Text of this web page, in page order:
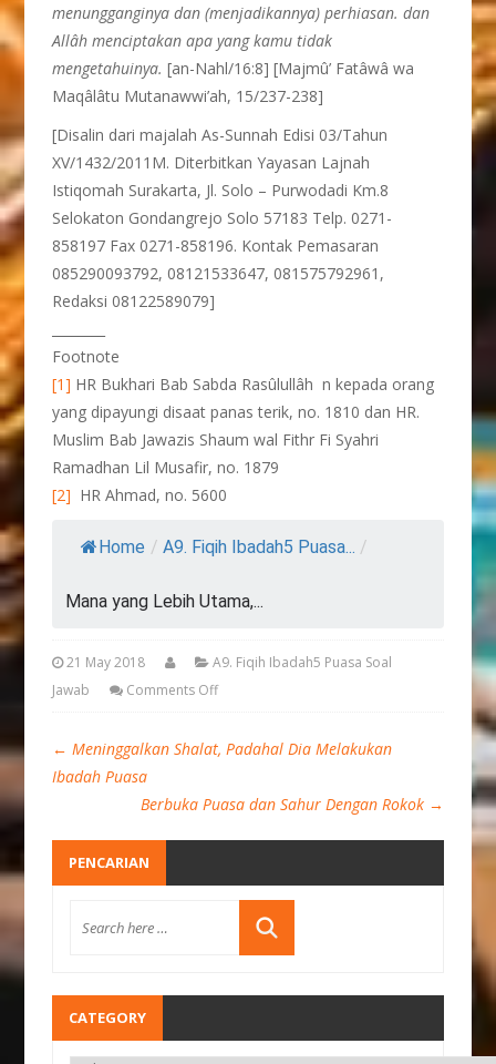
menungganginya dan (menjadikannya) perhiasan. dan
Allâh menciptakan apa yang kamu tidak
mengetahuinya. [an-Nahl/16:8] [Majmû’ Fatâwâ wa
Maqâlâtu Mutanawwi’ah, 15/237-238]
[Disalin dari majalah As-Sunnah Edisi 03/Tahun
XV/1432/2011M. Diterbitkan Yayasan Lajnah
Istiqomah Surakarta, Jl. Solo – Purwodadi Km.8
Selokaton Gondangrejo Solo 57183 Telp. 0271-
858197 Fax 0271-858196. Kontak Pemasaran
085290093792, 08121533647, 081575792961,
Redaksi 08122589079]
Footnote
[1] HR Bukhari Bab Sabda Rasûlullâh n kepada orang
yang dipayungi disaat panas terik, no. 1810 dan HR.
Muslim Bab Jawazis Shaum wal Fithr Fi Syahri
Ramadhan Lil Musafir, no. 1879
[2] HR Ahmad, no. 5600
Home / A9. Fiqih Ibadah5 Puasa... /
Mana yang Lebih Utama,...
21 May 2018
A9. Fiqih Ibadah5 Puasa Soal
Jawab
Comments Off
← Meninggalkan Shalat, Padahal Dia Melakukan
Ibadah Puasa
Berbuka Puasa dan Sahur Dengan Rokok →
PENCARIAN
CATEGORY